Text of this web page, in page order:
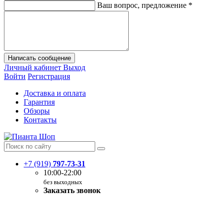
Ваш вопрос, предложение *
Написать сообщение
Личный кабинет Выход
Войти Регистрация
Доставка и оплата
Гарантия
Обзоры
Контакты
+7 (919) 797-73-31
10:00-22:00
без выходных
Заказать звонок